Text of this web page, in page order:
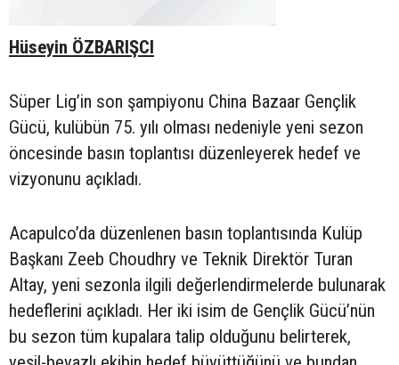
Hüseyin ÖZBARIŞCI
Süper Lig’in son şampiyonu China Bazaar Gençlik
Gücü, kulübün 75. yılı olması nedeniyle yeni sezon
öncesinde basın toplantısı düzenleyerek hedef ve
vizyonunu açıkladı.
Acapulco’da düzenlenen basın toplantısında Kulüp
Başkanı Zeeb Choudhry ve Teknik Direktör Turan
Altay, yeni sezonla ilgili değerlendirmelerde bulunarak
hedeflerini açıkladı. Her iki isim de Gençlik Gücü’nün
bu sezon tüm kupalara talip olduğunu belirterek,